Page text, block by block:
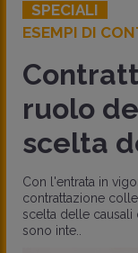
SPECIALI
ESEMPI DI
ruolo
scelta
Con l'entrata in
contrattazione
scelta delle causali
sono inte..